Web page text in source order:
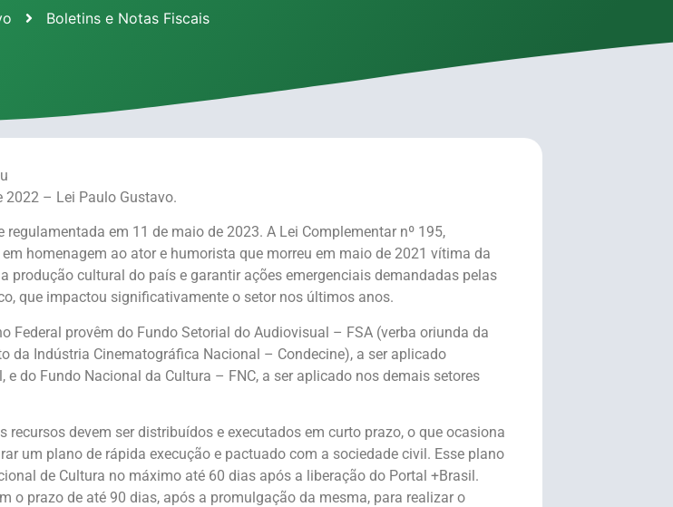
Boletins e Notas Fiscais
2022 – Lei Paulo Gustavo.
regulamentada em 11 de maio de 2023. A Lei Complementar nº 195,
homenagem ao ator e humorista que morreu em maio de 2021 vítima da
produção cultural do país e garantir ações emergenciais demandadas pelas
que impactou significativamente o setor nos últimos anos.
Federal provêm do Fundo Setorial do Audiovisual – FSA (verba oriunda da
da Indústria Cinematográfica Nacional – Condecine), a ser aplicado
do Fundo Nacional da Cultura – FNC, a ser aplicado nos demais setores
recursos devem ser distribuídos e executados em curto prazo, o que ocasiona
um plano de rápida execução e pactuado com a sociedade civil. Esse plano
de Cultura no máximo até 60 dias após a liberação do Portal +Brasil.
o prazo de até 90 dias, após a promulgação da mesma, para realizar o